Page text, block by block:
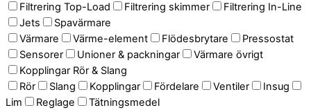
Filtrering Top-Load
Filtrering skimmer
Filtrering In-Line
Jets
Spavärmare
Värmare
Värme-element Flödesbrytare
Pressostat
Sensorer
Unioner & packningar
Värmare övrigt
Kopplingar Rör & Slang
Rör
Slang Kopplingar Fördelare Ventiler
Insug
Lim
Reglage
Tätningsmedel